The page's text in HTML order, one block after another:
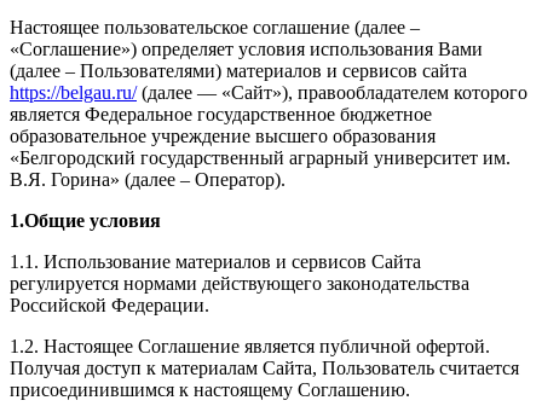
Настоящее пользовательское соглашение (далее –
«Соглашение») определяет условия использования Вами
(далее – Пользователями) материалов и сервисов сайта
https://belgau.ru/(далее — «Сайт»), правообладателем которого
является Федеральное государственное бюджетное
образовательное учреждение высшего образования
«Белгородский государственный аграрный университет им.
В.Я. Горина» (далее – Оператор).
1.Общие условия
1.1. Использование материалов и сервисов Сайта
регулируется нормами действующего законодательства
Российской Федерации.
1.2. Настоящее Соглашение является публичной офертой.
Получая доступ к материалам Сайта, Пользователь считается
присоединившимся к настоящему Соглашению.